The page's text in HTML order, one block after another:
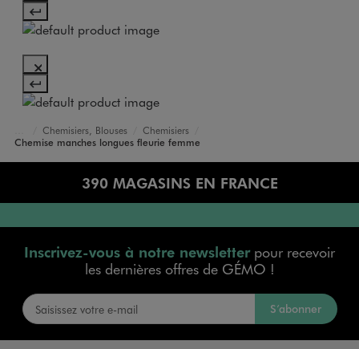
Accueil
Femme
Vêtements
Chemisiers, Blouses
Chemisiers
Chemise manches longues fleurie femme
390 MAGASINS EN FRANCE
Inscrivez-vous à notre newsletterpour recevoir
les dernières offres de GÉMO !
S’abonner